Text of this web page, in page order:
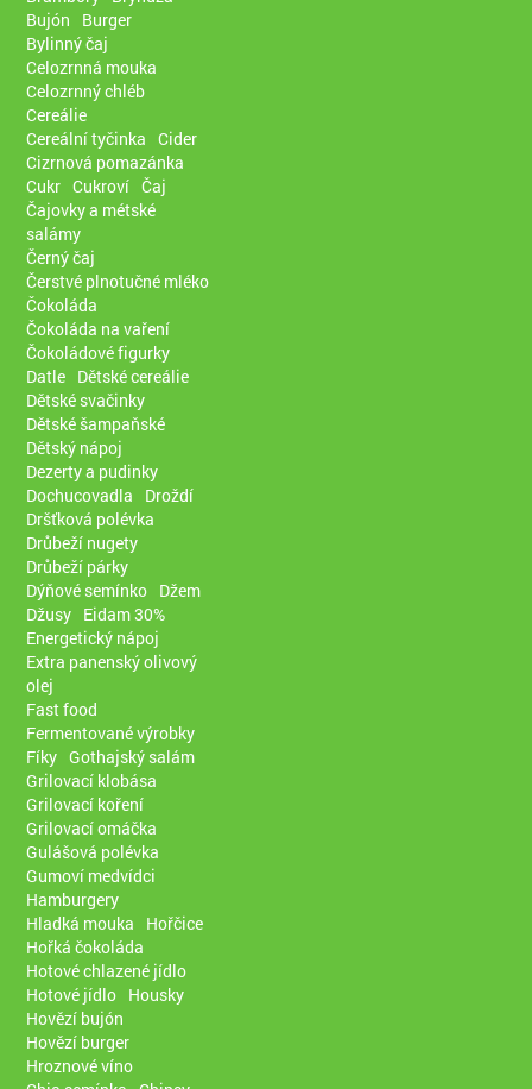
Bujón
Burger
Bylinný čaj
Celozrnná mouka
Celozrnný chléb
Cereálie
Cereální tyčinka Cider
Cizrnová pomazánka
Cukr Cukroví Čaj
Čajovky a métské
salámy
Černý čaj
Čerstvé plnotučné mléko
Čokoláda
Čokoláda na vaření
Čokoládové figurky
Datle Dětské cereálie
Dětské svačinky
Dětské šampaňské
Dětský nápoj
Dezerty a pudinky
Dochucovadla
Droždí
Dršťková polévka
Drůbeží nugety
Drůbeží párky
Dýňové semínko Džem
Džusy Eidam 30%
Energetický nápoj
Extra panenský olivový
olej
Fast food
Fermentované výrobky
Fíky Gothajský salám
Grilovací klobása
Grilovací koření
Grilovací omáčka
Gulášová polévka
Gumoví medvídci
Hamburgery
Hladká mouka
Hořčice
Hořká čokoláda
Hotové chlazené jídlo
Hotové jídlo Housky
Hovězí bujón
Hovězí burger
Hroznové víno